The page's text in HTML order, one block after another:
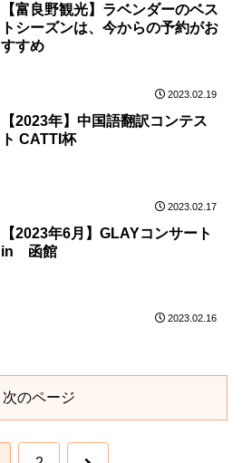
【富良野観光】ラベンダーのベス
トシーズンは、今からの予約がお
すすめ
2023.02.19
【2023年】中国語翻訳コンテス
ト CATTI杯
2023.02.17
【2023年6月】GLAYコンサート
in 函館
2023.02.16
次のページ